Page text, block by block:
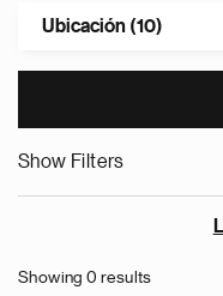
Ubicación (10)
Show Filters
Showing 0 results